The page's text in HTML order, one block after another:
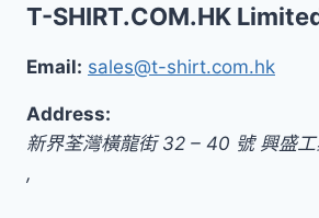
T-SHIRT.COM.HK
Email: sales@t-shirt.com.hk
Address:
新界荃灣橫龍街 32 – 40 號 興盛
,